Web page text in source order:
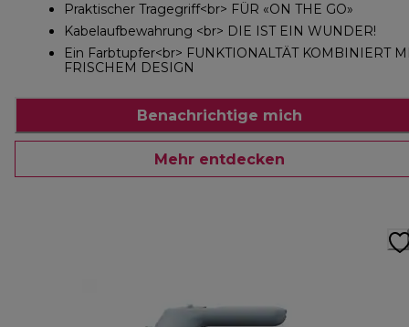
Praktischer Tragegriff<br> FÜR «ON THE GO»
Kabelaufbewahrung <br> DIE IST EIN WUNDER!
Ein Farbtupfer<br> FUNKTIONALTÄT KOMBINIERT
FRISCHEM DESIGN
Benachrichtige mich
Mehr entdecken